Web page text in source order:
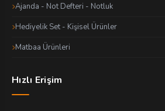
Ajanda - Not Defteri - Notluk
Hediyelik Set - Kişisel Ürünler
Matbaa Ürünleri
Hızlı Erişim